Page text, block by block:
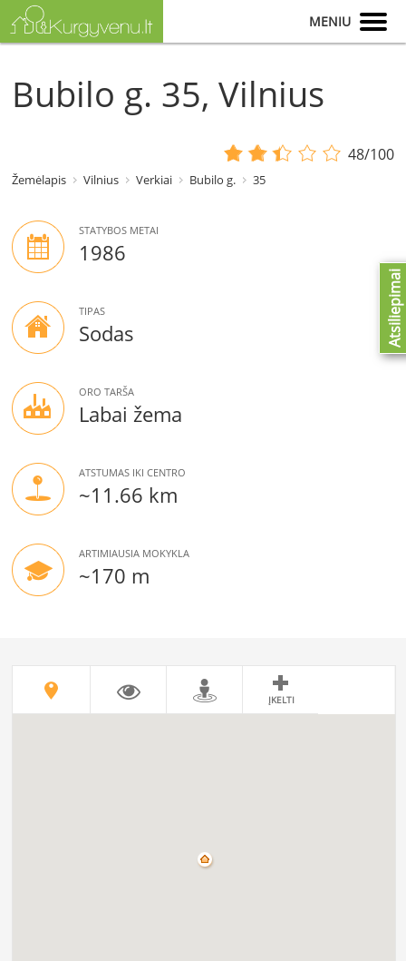
MENIU
Bubilo g. 35, Vilnius
48/100
Žemėlapis Vilnius Verkiai Bubilo g. 35
STATYBOS METAI
1986
TIPAS
Sodas
ORO TARŠA
Labai žema
ATSTUMAS IKI CENTRO
~11.66 km
ARTIMIAUSIA MOKYKLA
~170 m
ĮKELTI
Atsiliepimai